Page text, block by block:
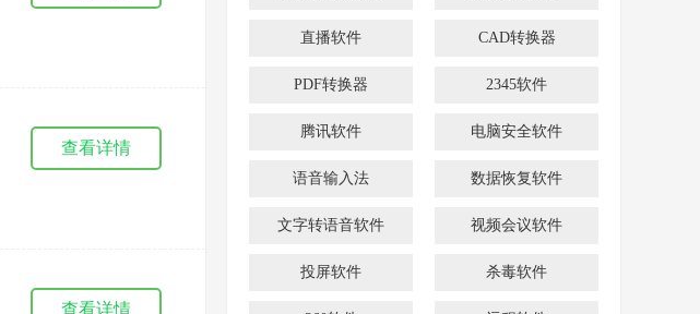
查看详情
查看详情
直播软件 CAD转换器
PDF转换器 2345软件
腾讯软件 电脑安全软件
语音输入法 数据恢复软件
文字转语音软件 视频会议软件
投屏软件 杀毒软件